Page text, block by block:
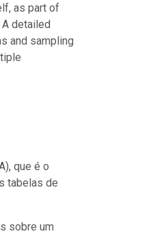
as part of
detailed
and sampling
que é o
tabelas de
sobre um